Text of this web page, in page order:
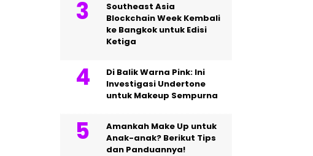
Southeast Asia
Blockchain Week Kembali
ke Bangkok untuk Edisi
Ketiga
Di Balik Warna Pink: Ini
Investigasi Undertone
untuk Makeup Sempurna
Amankah Make Up untuk
Anak-anak? Berikut Tips
dan Panduannya!